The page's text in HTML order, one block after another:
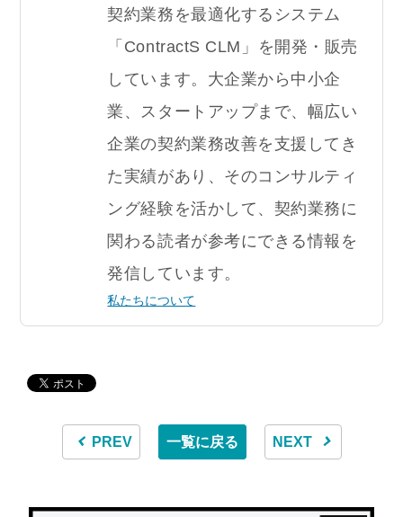
契約業務を最適化するシステム
「ContractS CLM」を開発・販売
しています。大企業から中小企
業、スタートアップまで、幅広い
企業の契約業務改善を支援してき
た実績があり、そのコンサルティ
ング経験を活かして、契約業務に
関わる読者が参考にできる情報を
発信しています。
私たちについて
PREV 一覧に戻る NEXT